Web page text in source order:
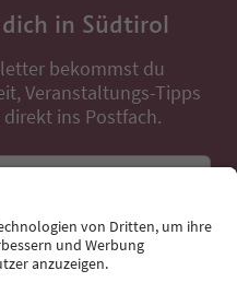
in Südtirol
bekommst du
Veranstaltungs-Tipps
ins Postfach.